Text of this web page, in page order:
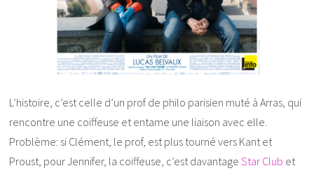
L’histoire, c’est celle d’un prof de philo parisien muté à Arras, qui
rencontre une coiffeuse et entame une liaison avec elle.
Problème: si Clément, le prof, est plus tourné vers Kant et
Proust, pour Jennifer, la coiffeuse, c’est davantageStar Club et